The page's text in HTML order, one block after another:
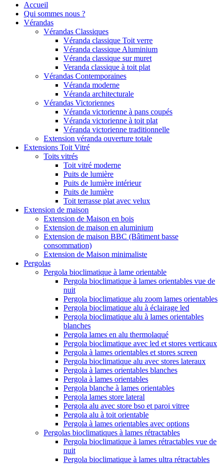
Accueil
Qui sommes nous ?
Vérandas
Vérandas Classiques
Véranda classique Toit verre
Véranda classique Aluminium
Véranda classique sur muret
Veranda classique à toit plat
Vérandas Contemporaines
Véranda moderne
Véranda architecturale
Vérandas Victoriennes
Véranda victorienne à pans coupés
Véranda victorienne à toit plat
Véranda victorienne traditionnelle
Extension véranda ouverture totale
Extensions Toit Vitré
Toits vitrés
Toit vitré moderne
Puits de lumière
Puits de lumière intérieur
Puits de lumière
Toit terrasse plat avec velux
Extension de maison
Extension de Maison en bois
Extension de maison en aluminium
Extension de maison BBC (Bâtiment basse
consommation)
Extension de Maison minimaliste
Pergolas
Pergola bioclimatique à lame orientable
Pergola bioclimatique à lames orientables vue de
nuit
Pergola bioclimatique alu zoom lames orientables
Pergola bioclimatique alu à éclairage led
Pergola bioclimatique alu à lames orientables
blanches
Pergola lames en alu thermolaqué
Pergola bioclimatique avec led et stores verticaux
Pergola à lames orientables et stores screen
Pergola bioclimatique alu avec stores lateraux
Pergola à lames orientables blanches
Pergola à lames orientables
Pergola blanche à lames orientables
Pergola lames store lateral
Pergola alu avec store bso et paroi vitree
Pergola alu à toit orientable
Pergola à lames orientables avec options
Pergolas bioclimatiques à lames rétractables
Pergola bioclimatique à lames rétractables vue de
nuit
Pergola bioclimatique à lames ultra rétractables